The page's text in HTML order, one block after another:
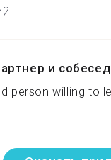
и
person willing to